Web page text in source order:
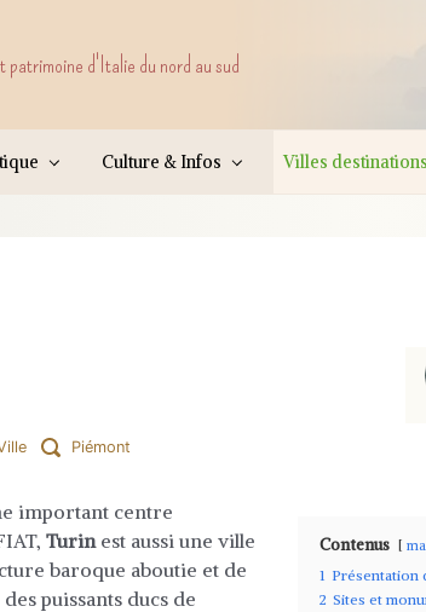
patrimoine d'Italie du nord au sud
Culture & Infos Villes destinations
Piémont
Contenus
1 Présentation
2 Sites et
important centre
Turinest aussi une ville
baroque aboutie et de
puissants ducs de